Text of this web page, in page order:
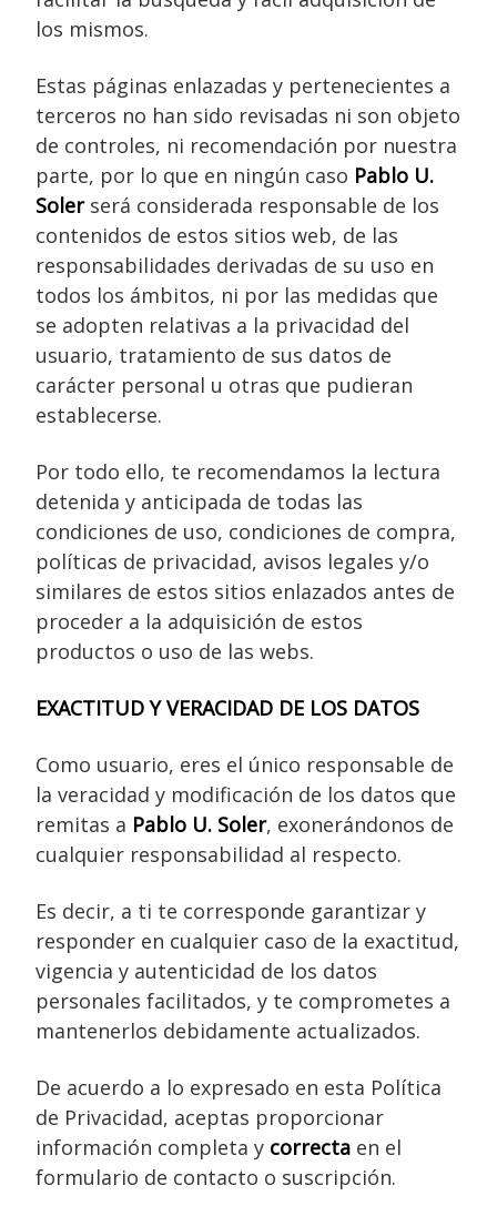
los mismos.
Estas páginas enlazadas y pertenecientes a
terceros no han sido revisadas ni son objeto
de controles, ni recomendación por nuestra
parte, por lo que en ningún caso Pablo U.
Soler será considerada responsable de los
contenidos de estos sitios web, de las
responsabilidades derivadas de su uso en
todos los ámbitos, ni por las medidas que
se adopten relativas a la privacidad del
usuario, tratamiento de sus datos de
carácter personal u otras que pudieran
establecerse.
Por todo ello, te recomendamos la lectura
detenida y anticipada de todas las
condiciones de uso, condiciones de compra,
políticas de privacidad, avisos legales y/o
similares de estos sitios enlazados antes de
proceder a la adquisición de estos
productos o uso de las webs.
EXACTITUD Y VERACIDAD DE LOS DATOS
Como usuario, eres el único responsable de
la veracidad y modificación de los datos que
remitas a Pablo U. Soler, exonerándonos de
cualquier responsabilidad al respecto.
Es decir, a ti te corresponde garantizar y
responder en cualquier caso de la exactitud,
vigencia y autenticidad de los datos
personales facilitados, y te comprometes a
mantenerlos debidamente actualizados.
De acuerdo a lo expresado en esta Política
de Privacidad, aceptas proporcionar
información completa y correcta en el
formulario de contacto o suscripción.